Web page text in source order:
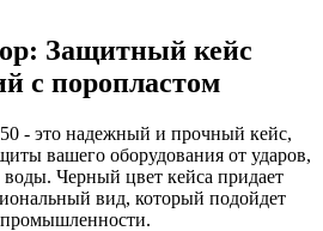
Защитный кейс
с поропластом
- это надежный и прочный кейс,
вашего оборудования от ударов,
Черный цвет кейса придает
вид, который подойдет
промышленности.